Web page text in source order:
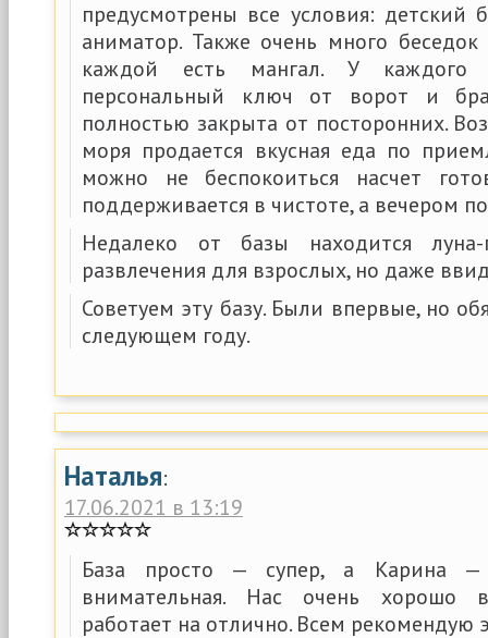
предусмотрены все условия: детский
аниматор. Также очень много
каждой есть мангал. У каждого
персональный ключ от ворот и
полностью закрыта от посторонних.
моря продается вкусная еда по
можно не беспокоиться насчет
поддерживается в чистоте, а вечером
Недалеко от базы находится
развлечения для взрослых, но даже
Советуем эту базу. Были впервые, но
следующем году.
Наталья:
17.06.2021 в 13:19
База просто — супер, а Карина —
внимательная. Нас очень хорошо
работает на отлично. Всем рекомендую